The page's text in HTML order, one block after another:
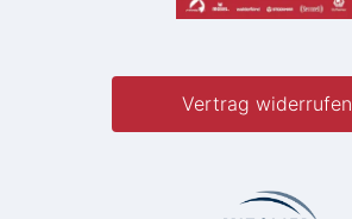
Vertrag widerrufen